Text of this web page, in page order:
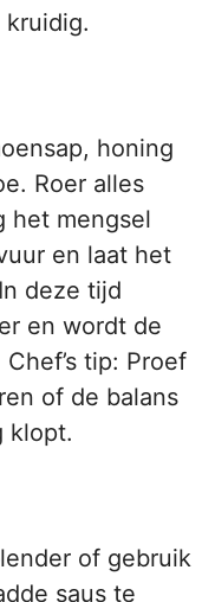
honing
Roer alles
het mengsel
en laat het
deze tijd
en wordt de
tip: Proef
of de balans
klopt.
of gebruik
saus te